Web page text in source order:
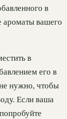
в
вашего
в
его в
нужно, чтобы
Если ваша